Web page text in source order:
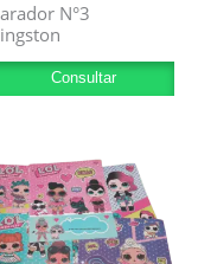
N°3
Consultar